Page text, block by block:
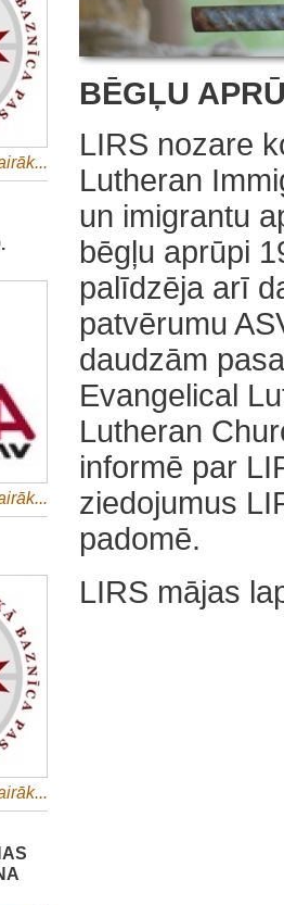
BĒGĻU
LIRS nozare
Lutheran
un imigrantu
bēgļu aprūpi
palīdzēja arī
patvērumu
daudzām
Evangelical
Lutheran
informē par
ziedojumus
padomē.
LIRS mājas